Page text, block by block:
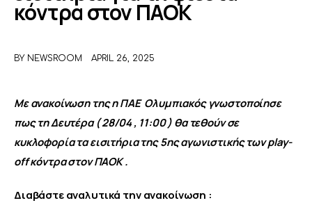
κόντρα στον ΠΑΟΚ
BY NEWSROOM APRIL 26, 2025
Με ανακοίνωση της η ΠΑΕ  Ολυμπιακός γνωστοποίησε
πως τη Δευτέρα ( 28/04 , 11:00 ) θα τεθούν σε
κυκλοφορία τα εισιτήρια της 5ης αγωνιστικής των play-
off κόντρα στον ΠΑΟΚ .
Διαβάστε αναλυτικά την ανακοίνωση :